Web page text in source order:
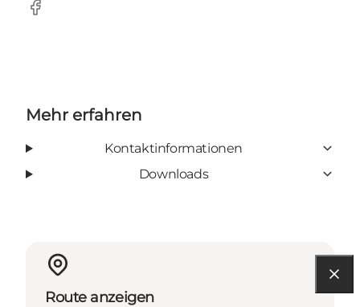
Facebook
Mehr erfahren
Kontaktinformationen
Downloads
Route anzeigen